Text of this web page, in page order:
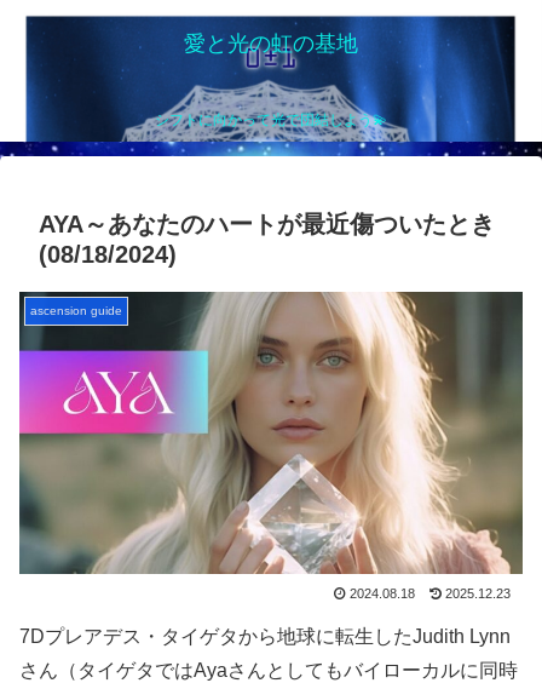
愛と光の虹の基地
シフトに向かって光で団結しよう💫
AYA～あなたのハートが最近傷ついたとき
(08/18/2024)
ascension guide
2024.08.18 2025.12.23
7Dプレアデス・タイゲタから地球に転生したJudith Lynn
さん（タイゲタではAyaさんとしてもバイローカルに同時